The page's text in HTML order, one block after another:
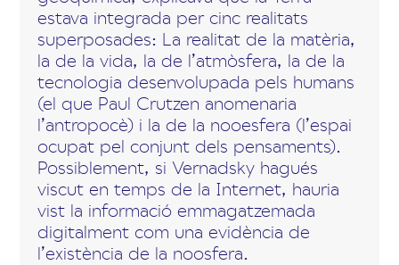
estava integrada per cinc realitats
superposades: La realitat de la matèria,
la de la vida, la de l’atmòsfera, la de la
tecnologia desenvolupada pels humans
(el que Paul Crutzen anomenaria
l’antropocè) i la de la nooesfera (l’espai
ocupat pel conjunt dels pensaments).
Possiblement, si Vernadsky hagués
viscut en temps de la Internet, hauria
vist la informació emmagatzemada
digitalment com una evidència de
l’existència de la noosfera.